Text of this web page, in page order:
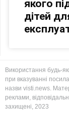
якого
дітей
Використання будь-
при вказуванні
назви visti.news.
реклами,
захищені, 2023